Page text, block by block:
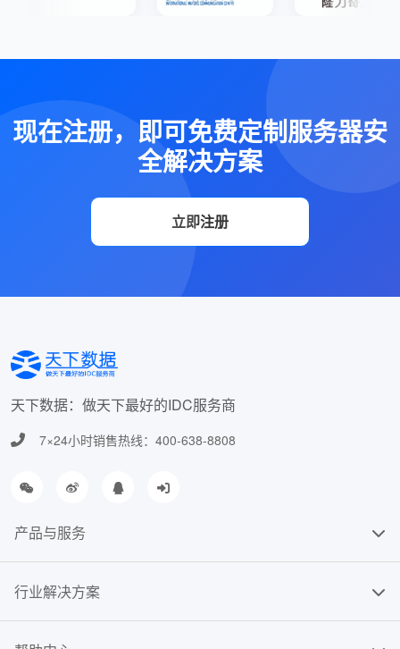
现在注册，即可免费定制服务器安
全解决方案
立即注册
天下数据：做天下最好的IDC服务商
7×24小时销售热线：400-638-8808
产品与服务
行业解决方案